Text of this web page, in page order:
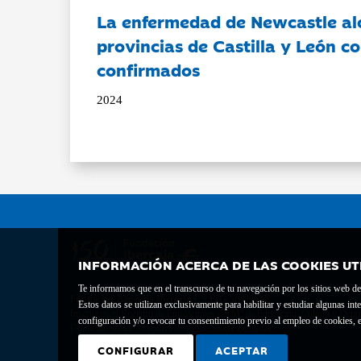
INFORMACIÓN ACERCA DE LAS COOKIES
Te informamos que en el transcurso de tu navegación por los sitios web
Estos datos se utilizan exclusivamente para habilitar y estudiar algunas
configuración y/o revocar tu consentimiento previo al empleo de cookies,
CONFIGURAR ACEPTAR
La enfermedad de Newcastle
provincias de Castilla y León
confirmados
2024
Fundación Bancaria Ibercaja C.I.F. G-50000652.
Inscrita en el Registro de Fundaciones del Mº de Educación, Cultura y
Domicilio social: Joaquín Costa, 13. 50001 Zaragoza.